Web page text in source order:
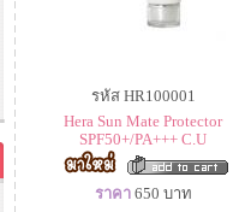
รหัส HR100001
Hera Sun Mate Protector
SPF50+/PA+++ C.U
ราคา 650 บาท